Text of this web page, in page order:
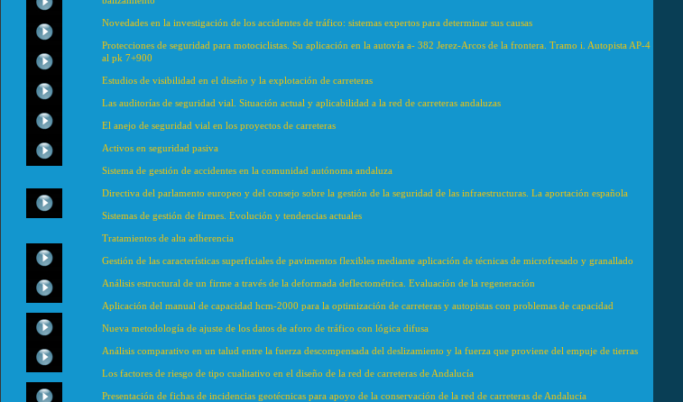
Novedades en la investigación de los accidentes de tráfico: sistemas expertos para determinar sus causas
Protecciones de seguridad para motociclistas. Su aplicación en la autovía a- 382 Jerez-Arcos de la frontera. Tramo i. Autopista AP-4
al pk 7+900
Estudios de visibilidad en el diseño y la explotación de carreteras
Las auditorías de seguridad vial. Situación actual y aplicabilidad a la red de carreteras andaluzas
El anejo de seguridad vial en los proyectos de carreteras
Activos en seguridad pasiva
Sistema de gestión de accidentes en la comunidad autónoma andaluza
Directiva del parlamento europeo y del consejo sobre la gestión de la seguridad de las infraestructuras. La aportación española
Sistemas de gestión de firmes. Evolución y tendencias actuales
Tratamientos de alta adherencia
Gestión de las características superficiales de pavimentos flexibles mediante aplicación de técnicas de microfresado y granallado
Análisis estructural de un firme a través de la deformada deflectométrica. Evaluación de la regeneración
Aplicación del manual de capacidad hcm-2000 para la optimización de carreteras y autopistas con problemas de capacidad
Nueva metodología de ajuste de los datos de aforo de tráfico con lógica difusa
Análisis comparativo en un talud entre la fuerza descompensada del deslizamiento y la fuerza que proviene del empuje de tierras
Los factores de riesgo de tipo cualitativo en el diseño de la red de carreteras de Andalucía
Presentación de fichas de incidencias geotécnicas para apoyo de la conservación de la red de carreteras de Andalucía